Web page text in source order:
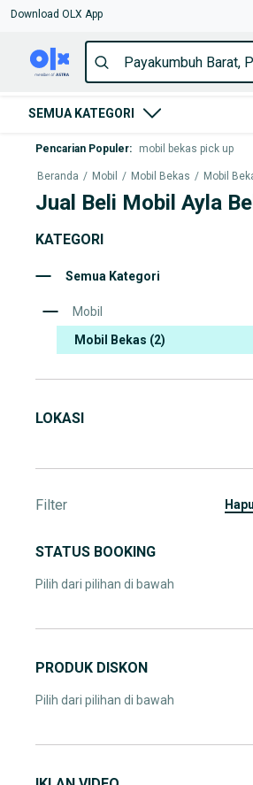
Download OLX App
SEMUA KATEGORI
Pencarian Populer: mobil bekas pick up
Beranda / Mobil / Mobil Bekas / Mobil
Jual Beli Mobil Ayla
KATEGORI
Semua Kategori
Mobil
Mobil Bekas (2)
LOKASI
Filter
STATUS BOOKING
Pilih dari pilihan di bawah
PRODUK DISKON
Pilih dari pilihan di bawah